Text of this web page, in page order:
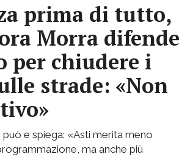
prima di tutto,
Morra difende
per chiudere i
strade: «Non
può e spiega: «Asti merita meno
ma anche più